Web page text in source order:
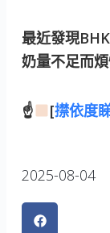
最近發現
奶量不足而
☝ [㩒依度
2025-08-04